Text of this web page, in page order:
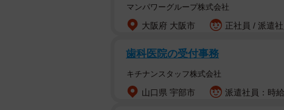
棚を見事に占領したのは、7匹のキジ
（@tomeji1106）の愛猫たちです。投
ョン完成ですね」「新商品の検品は猫
「多頭飼いならでは」の“猫入
マンパワーグループ株式会社
大阪府 大阪市 正社員 / 派遣
歯科医院の受付事務
キチナンスタッフ株式会社
山口県 宇部市 派遣社員：時